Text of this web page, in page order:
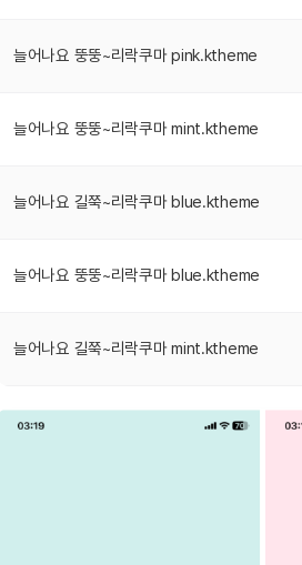
늘어나요 뚱뚱~리락쿠마 pink.ktheme
늘어나요 뚱뚱~리락쿠마 mint.ktheme
늘어나요 길쭉~리락쿠마 blue.ktheme
늘어나요 뚱뚱~리락쿠마 blue.ktheme
늘어나요 길쭉~리락쿠마 mint.ktheme